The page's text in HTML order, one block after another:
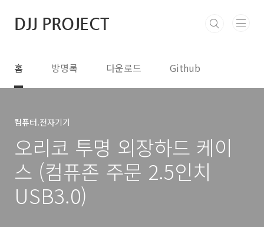
DJJ PROJECT
홈 방명록 다운로드 Github
컴퓨터.전자기기
오리코 투명 외장하드 케이
스 (컴퓨존 주문 2.5인치
USB3.0)